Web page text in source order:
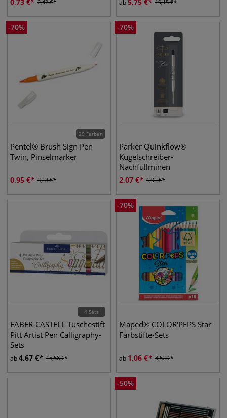
2,42€ ab 19,15€
-70%
29 Farben
Pentel® Brush Sign Pen
Twin, Pinselmarker
0,95 € 3,18€
-70%
Parker Quinkflow®
Kugelschreiber-
Nachfüllminen
2,07 € 6,91€
4 Sets
FABER-CASTELL Tuschestift
Pitt Artist Pen Calligraphy-
Sets
ab4,67 € 15,58€
-70%
Maped® COLOR'PEPS Star
Farbstifte-Sets
ab 1,06 € 3,52€
-50%